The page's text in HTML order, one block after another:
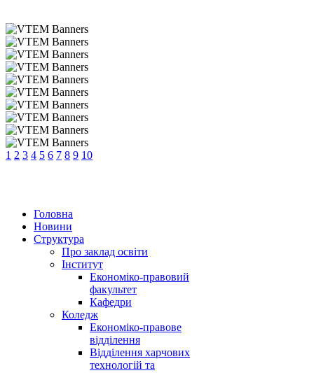
1 2 3 4 5 6 7 8 9 10
Головна
Новини
Структура
Про заклад освіти
Інститут
Економіко-правовий
факультет
Кафедри
Коледж
Економіко-правове
відділення
Відділення харчових
технологій та